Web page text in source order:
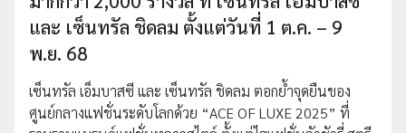
และ เซ็นทรัล ชิดลม ตั้งแต่วันที่ 1 ต.ค. – 9
พ.ย. 68
เซ็นทรัล เอ็มบาสซี และ เซ็นทรัล ชิดลม ตอกย้ำจุดยืนของ
ศูนย์กลางแฟชั่นระดับโลกด้วย “ACE OF LUXE 2025” ที่